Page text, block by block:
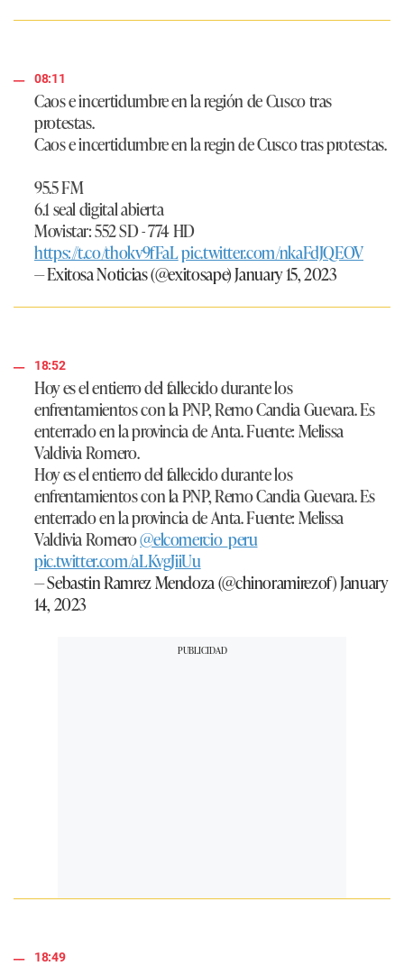
08:11
Caos e incertidumbre en la región de Cusco tras
protestas.
Caos e incertidumbre en la regin de Cusco tras protestas.
95.5 FM
6.1 seal digital abierta
Movistar: 552 SD - 774 HD
https://t.co/thokv9fFaLpic.twitter.com/nkaFdJQEOV
— Exitosa Noticias (@exitosape)January 15, 2023
18:52
Hoy es el entierro del fallecido durante los
enfrentamientos con la PNP, Remo Candia Guevara. Es
enterrado en la provincia de Anta. Fuente: Melissa
Valdivia Romero.
Hoy es el entierro del fallecido durante los
enfrentamientos con la PNP, Remo Candia Guevara. Es
enterrado en la provincia de Anta. Fuente: Melissa
Valdivia Romero@elcomercio_peru
pic.twitter.com/aLKvgJiiUu
— Sebastin Ramrez Mendoza (@chinoramirezof)January
14, 2023
18:49